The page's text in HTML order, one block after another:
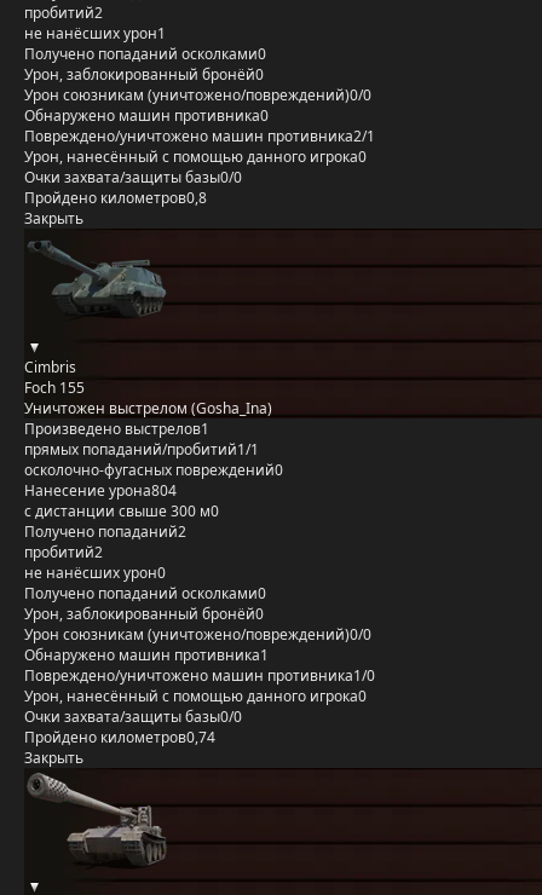
пробитий2
не нанёсших урон1
Получено попаданий осколками0
Урон, заблокированный бронёй0
Урон союзникам (уничтожено/повреждений)0/0
Обнаружено машин противника0
Повреждено/уничтожено машин противника2/1
Урон, нанесённый с помощью данного игрока0
Очки захвата/защиты базы0/0
Пройдено километров0,8
Закрыть
Cimbris
Foch 155
Уничтожен выстрелом (Gosha_Ina)
Произведено выстрелов1
прямых попаданий/пробитий1/1
осколочно-фугасных повреждений0
Нанесение урона804
с дистанции свыше 300 м0
Получено попаданий2
пробитий2
не нанёсших урон0
Получено попаданий осколками0
Урон, заблокированный бронёй0
Урон союзникам (уничтожено/повреждений)0/0
Обнаружено машин противника1
Повреждено/уничтожено машин противника1/0
Урон, нанесённый с помощью данного игрока0
Очки захвата/защиты базы0/0
Пройдено километров0,74
Закрыть